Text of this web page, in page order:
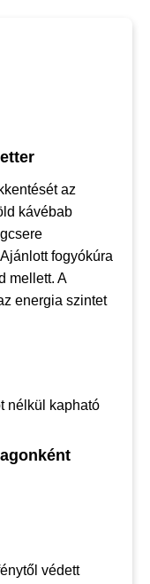
az
kávébab
fogyókúra
mellett. A
energia szintet
nélkül kapható
védett